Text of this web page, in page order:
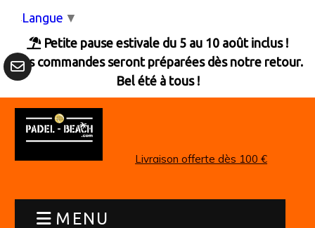
 Petite pause estivale du 5 au 10 août inclus !
Les commandes seront préparées dès notre retour.
Bel été à tous !
Livraison offerte dès 100 €
MENU
Langue ▼